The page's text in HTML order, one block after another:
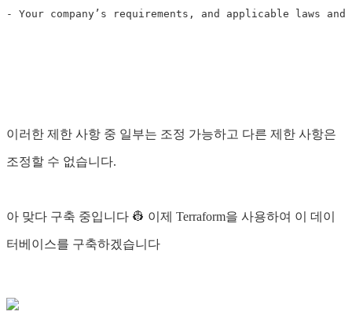
- Your company’s requirements, and applicable laws
이러한 제한 사항 중 일부는 조정 가능하고 다른 제한 사항은
조정할 수 없습니다.
아 맞다 구축 중입니다 👷 이제 Terraform을 사용하여 이 데이
터베이스를 구축하겠습니다